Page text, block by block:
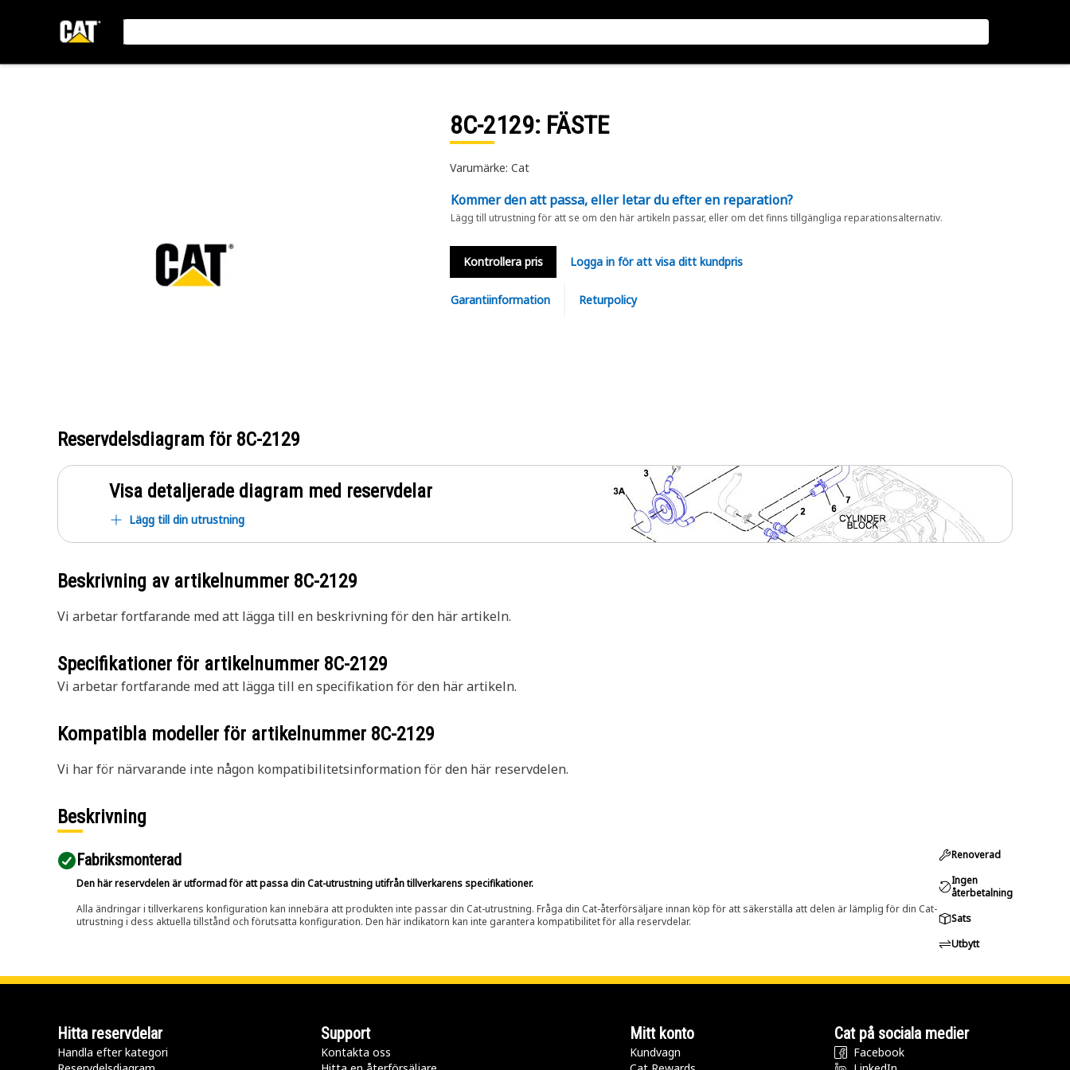
8C-2129: FÄSTE
Varumärke: Cat
Kommer den att passa, eller letar du efter en reparation?
Lägg till utrustning för att se om den här artikeln passar, eller om det finns tillgängliga reparationsalternativ.
Kontrollera pris Logga in för att visa ditt kundpris
Garantiinformation Returpolicy
Reservdelsdiagram för 8C-2129
Visa detaljerade diagram med reservdelar
Lägg till din utrustning
Beskrivning av artikelnummer 8C-2129
Vi arbetar fortfarande med att lägga till en beskrivning för den här artikeln.
Specifikationer för artikelnummer 8C-2129
Vi arbetar fortfarande med att lägga till en specifikation för den här artikeln.
Kompatibla modeller för artikelnummer 8C-2129
Vi har för närvarande inte någon kompatibilitetsinformation för den här reservdelen.
Beskrivning
Fabriksmonterad
Den här reservdelen är utformad för att passa din Cat-utrustning utifrån tillverkarens specifikationer.
Alla ändringar i tillverkarens konfiguration kan innebära att produkten inte passar din Cat-utrustning. Fråga din Cat-återförsäljare innan köp för att säkerställa att delen är lämplig för din Cat-
utrustning i dess aktuella tillstånd och förutsatta konfiguration. Den här indikatorn kan inte garantera kompatibilitet för alla reservdelar.
Renoverad
Ingen
återbetalning
Sats
Utbytt
Hitta reservdelar
Handla efter kategori
Support
Kontakta oss
Mitt konto
Kundvagn
Cat på sociala medier
Facebook